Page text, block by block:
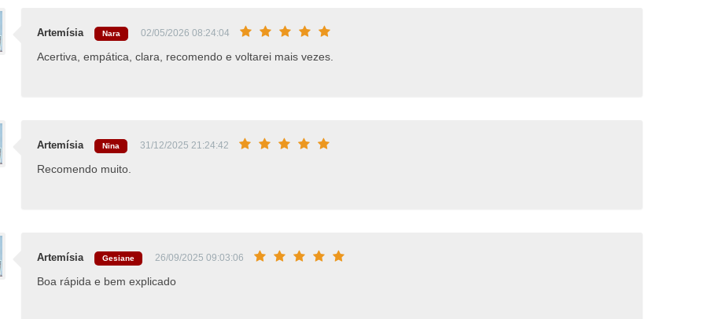
Artemísia Nara 02/05/2026 08:24:04
Acertiva, empática, clara, recomendo e voltarei mais vezes.
Artemísia Nina 31/12/2025 21:24:42
Recomendo muito.
Artemísia Gesiane 26/09/2025 09:03:06
Boa rápida e bem explicado